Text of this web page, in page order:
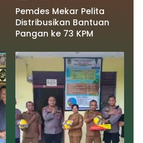
Pemdes Mekar Pelita
Distribusikan Bantuan
Pangan ke 73 KPM